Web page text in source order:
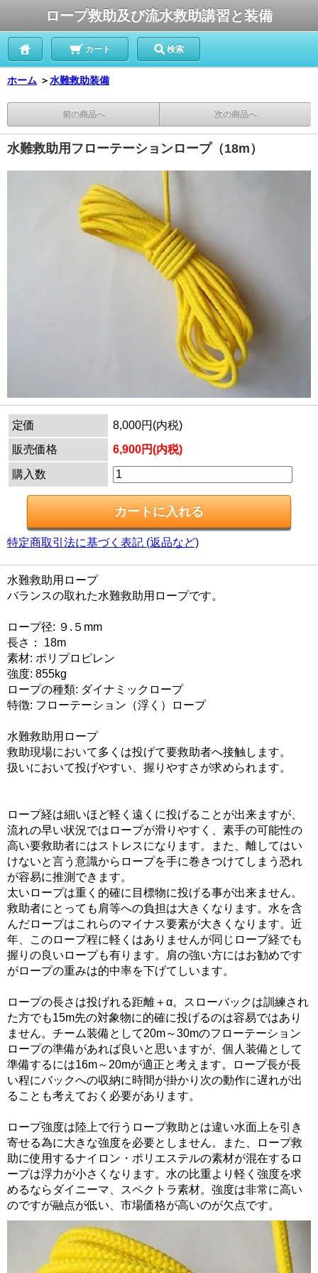
ロープ救助及び流水救助講習と装備
カート 検索
ホーム ＞水難救助装備
前の商品へ 次の商品へ
水難救助用フローテーションロープ（18m）
定価
8,000円(内税)
販売価格
6,900円(内税)
購入数
特定商取引法に基づく表記 (返品など)
水難救助用ロープ
バランスの取れた水難救助用ロープです。
ロープ径: ９.５mm
長さ： 18m
素材: ポリプロピレン
強度: 855kg
ロープの種類: ダイナミックロープ
特徴: フローテーション（浮く）ロープ
水難救助用ロープ
救助現場において多くは投げて要救助者へ接触します。
扱いにおいて投げやすい、握りやすさが求められます。
ロープ経は細いほど軽く遠くに投げることが出来ますが、
流れの早い状況ではロープが滑りやすく、素手の可能性の
高い要救助者にはストレスになります。また、離してはい
けないと言う意識からロープを手に巻きつけてしまう恐れ
が容易に推測できます。
太いロープは重く的確に目標物に投げる事が出来ません。
救助者にとっても肩等への負担は大きくなります。水を含
んだロープはこれらのマイナス要素が大きくなります。近
年、このロープ程に軽くはありませんが同じロープ経でも
握りの良いロープも有ります。肩の強い方にはお勧めです
がロープの重みは的中率を下げてしいます。
ロープの長さは投げれる距離＋α。スローバックは訓練され
た方でも15m先の対象物に的確に投げるのは容易ではあり
ません。チーム装備として20m～30mのフローテーション
ロープの準備があれば良いと思いますが、個人装備として
準備するには16m～20mが適正と考えます。ロープ長が長
い程にバックへの収納に時間が掛かり次の動作に遅れが出
ることも考えておく必要があります。
ロープ強度は陸上で行うロープ救助とは違い水面上を引き
寄せる為に大きな強度を必要としません。また、ロープ救
助に使用するナイロン・ポリエステルの素材が混在するロ
ープは浮力が小さくなります。水の比重より軽く強度を求
めるならダイニーマ、スペクトラ素材。強度は非常に高い
のですが融点が低い、市場価格が高いのが欠点です。